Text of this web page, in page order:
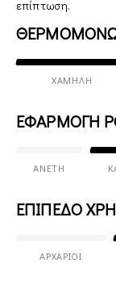
επίπτωση.
ΧΑΜΗΛΉ
ΕΦΑΡΜΟΓΗ
ΆΝΕΤΗ
ΕΠΙΠΕΔΟ
ΑΡΧΆΡΙΟΙ